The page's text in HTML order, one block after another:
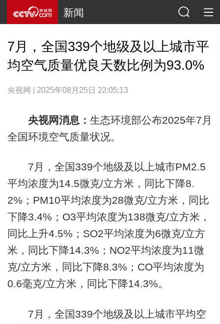
新闻
7月，全国339个地级及以上城市平
均空气质量优良天数比例为93.0%
央视网 | 2025年08月25日 22:05:13
央视网消息： 生态环境部公布2025年7月
全国环境空气质量状况。
7月，全国339个地级及以上城市PM2.5
平均浓度为14.5微克/立方米，同比下降8.
2%；PM10平均浓度为28微克/立方米，同比
下降3.4%；O3平均浓度为138微克/立方米，
同比上升4.5%；SO2平均浓度为6微克/立方
米，同比下降14.3%；NO2平均浓度为11微
克/立方米，同比下降8.3%；CO平均浓度为
0.6毫克/立方米，同比下降14.3%。
7月，全国339个地级及以上城市平均空